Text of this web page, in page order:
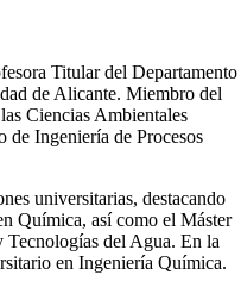
Titular del Departamento
de Alicante. Miembro del
Ciencias Ambientales
Ingeniería de Procesos
universitarias, destacando
Química, así como el Máster
del Agua. En la
en Ingeniería Química.